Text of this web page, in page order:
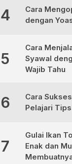
4
Cara
dengan
5
Cara
Syawal
Wajib Tahu
6
Cara
Pelajari
7
Gulai Ikan
Enak dan